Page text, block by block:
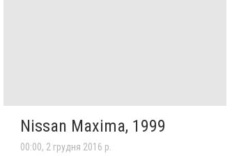
Nissan Maxima, 1999
00:00, 2 грудня 2016 р.